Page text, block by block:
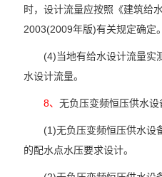
时，设计流量应按照《建筑给
2003(2009年版)有关规定确定。
(4)当地有给水设计流量实
水设计流量。
8、 无负压变频恒压供水
(1)无负压变频恒压供水设
的配水点水压要求设计。